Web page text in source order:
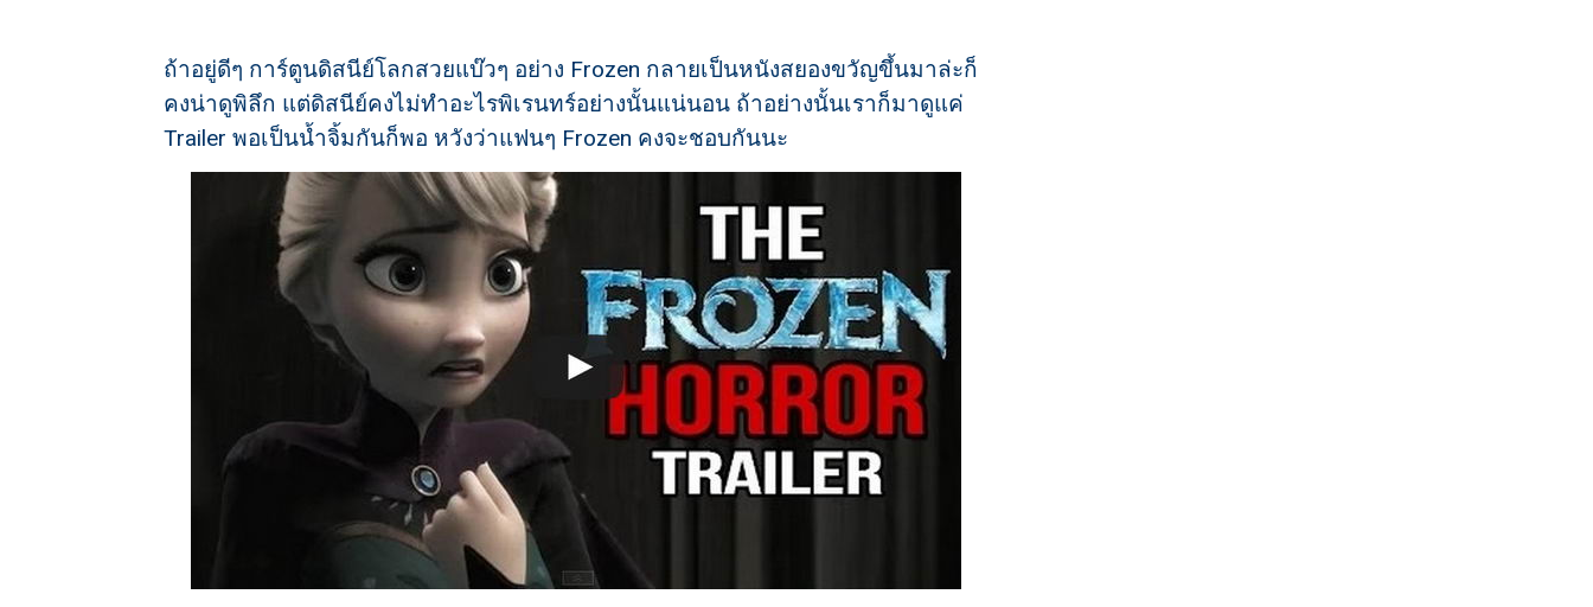
ถ้าอยู่ดีๆ การ์ตูนดิสนีย์โลกสวยแบ๊วๆ อย่าง Frozen กลายเป็นหนังสยองขวัญขึ้นมาล่ะก็
คงน่าดูพิลึก แต่ดิสนีย์คงไม่ทำอะไรพิเรนทร์อย่างนั้นแน่นอน ถ้าอย่างนั้นเราก็มาดูแค่
Trailer พอเป็นน้ำจิ้มกันก็พอ หวังว่าแฟนๆ Frozen คงจะชอบกันนะ